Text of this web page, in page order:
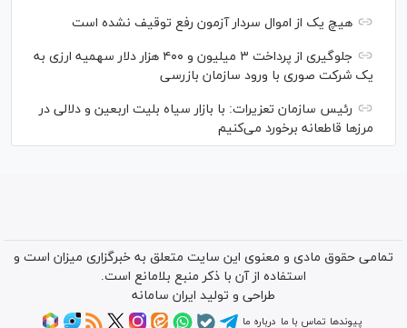
هیچ یک از اموال سردار آزمون رفع توقیف نشده است
جلوگیری از پرداخت ۳ میلیون و ۴۰۰ هزار دلار سهمیه ارزی به
یک شرکت صوری با ورود سازمان بازرسی
رئیس سازمان تعزیرات: با بازار سیاه بلیت اربعین و دلالی در
مرز‌ها قاطعانه برخورد می‌کنیم
تمامی حقوق مادی و معنوی این سایت متعلق به خبرگزاری میزان است و
استفاده از آن با ذکر منبع بلامانع است.
طراحی و تولید ایران سامانه
پیوندها تماس با ما درباره ما